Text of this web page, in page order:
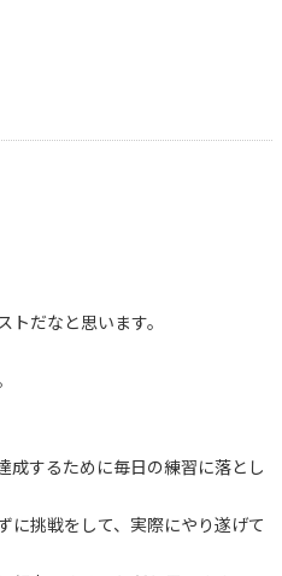
だなと思います。
成するために毎日の練習に落とし
に挑戦をして、実際にやり遂げて